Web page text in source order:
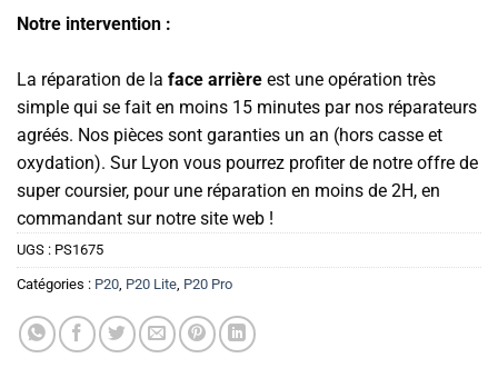
Notre intervention :
La réparation de la face arrière est une opération très
simple qui se fait en moins 15 minutes par nos réparateurs
agréés. Nos pièces sont garanties un an (hors casse et
oxydation). Sur Lyon vous pourrez profiter de notre offre de
super coursier, pour une réparation en moins de 2H, en
commandant sur notre site web !
UGS : PS1675
Catégories : P20, P20 Lite, P20 Pro